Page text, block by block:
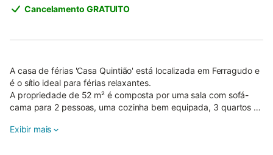
Cancelamento GRATUITO
A casa de férias 'Casa Quintião' está localizada em Ferragudo e
é o sítio ideal para férias relaxantes.
A propriedade de 52 m² é composta por uma sala com sofá-
cama para 2 pessoas, uma cozinha bem equipada, 3 quartos e
Outras comodidades incluem Wi-Fi, uma TV, uma ventoinha,
Exibir mais